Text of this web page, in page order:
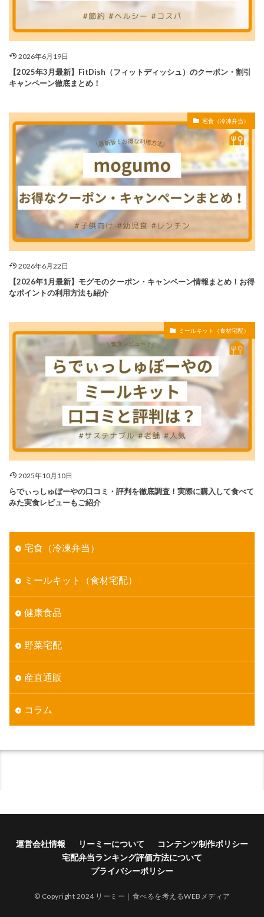
2026年6月19日
【2025年3月最新】FitDish（フィットディッシュ）のクーポン・割引
キャンペーン徹底まとめ！
宅食（冷凍弁当）
2026年6月22日
【2026年1月最新】モグモのクーポン・キャンペーン情報まとめ！お得
なポイントの利用方法も紹介
ミールキット（食材宅配）
2025年10月10日
らでぃっしゅぼーやの口コミ・評判を徹底調査！実際に購入して食べて
みた実食レビューもご紹介
宅食（冷凍弁当）
ミールキット（食材宅配）
健康食品
野菜宅配
産直通販
コラム
運営会社情報 リーミーについて
コンテンツ制作ポリシー
宅配弁当ランキング評価方法について
プライバシーポリシー
© Copyright 2024 リーミー｜食べるを考えるWEBメディア